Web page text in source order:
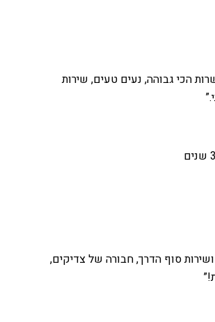
הכי גבוהה, נעים טעים, שירות
”
סוף הדרך, חבורה של צדיקים,
”